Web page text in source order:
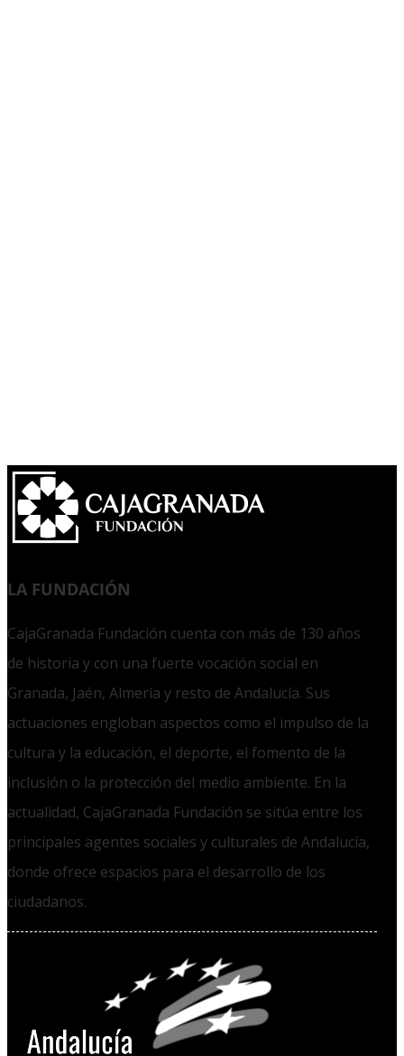
LA FUNDACIÓN
CajaGranada Fundación cuenta con más de 130 años
de historia y con una fuerte vocación social en
Granada, Jaén, Almería y resto de Andalucía. Sus
actuaciones engloban aspectos como el impulso de la
cultura y la educación, el deporte, el fomento de la
inclusión o la protección del medio ambiente. En la
actualidad, CajaGranada Fundación se sitúa entre los
principales agentes sociales y culturales de Andalucía,
donde ofrece espacios para el desarrollo de los
ciudadanos.